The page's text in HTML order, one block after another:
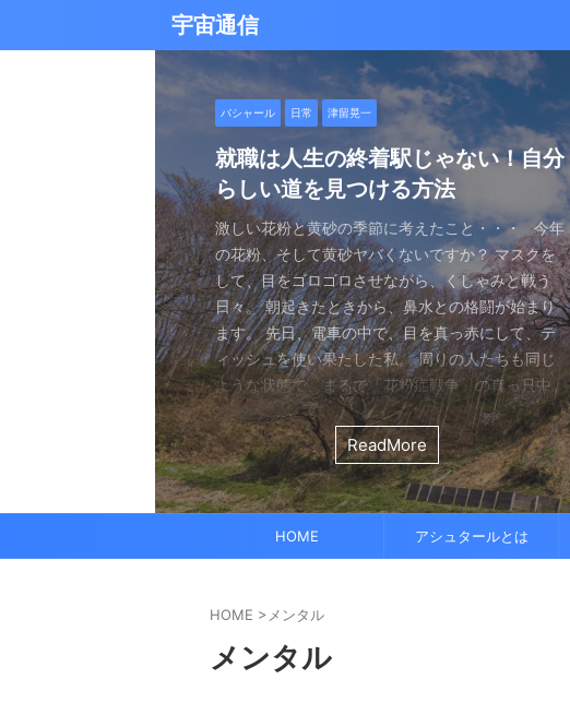
宇宙通信
日常 津留晃一
雨の日の恵み：心に降る静かな癒し
雨の音を聞いたことはありますか？ 窓ガラスを叩
く優しい音、屋根を打つリズミカルな音、 そして
地面に落ちる繊細な音。 それぞれが奏でるハーモ
ニーは、 私たちの心に特別な空間を作り出してく
れます。 雨は大地だけでなく、心も潤す 今日は何
となく、 降り続ける雨を眺めていました。 最初は
予定していた釣りができなくなり、少し残念に思い
ました。 でも、温かいコーヒーを入れ、 窓辺に座
って雨景色を眺めていると、不思議と心が落ち着い
てきたのです。 雨は自然界の浄化装置です。 土埃
を洗い流し、植物に命の水を与え、空気を清 ...
ReadMore
バシャール 日常 津留晃一
就職は人生の終着駅じゃない！自分
らしい道を見つける方法
激しい花粉と黄砂の季節に考えたこと・・・ 今年
の花粉、そして黄砂ヤバくないですか？ マスクを
して、目をゴロゴロさせながら、くしゃみと戦う
日々。 朝起きたときから、鼻水との格闘が始まり
ます。 先日、電車の中で、目を真っ赤にして、テ
ィッシュを使い果たした私。 周りの人たちも同じ
ような状態で、まるで「花粉症戦争」の真っ只中。
そんな辛い朝、ふと考えました。 この花粉症との
戦いって、進学や就職前の気持ちに似ているな、
と。 先の見えない不安、どうしようもない状況、
でも、どこかで希望を感じる——そんな ...
ReadMore
Healy 日常
ヒーリーを買うべきか迷っているあ
なたへ。実際に使ってみた感想と注
意点
近年、Healy（ヒーリー）という量子波動調整器が
注目を集めています。 私自身もこのデバイスを2年
以上前に購入し、所有しており、 その使用経験を
踏まえて、さらに詳しくお伝えしたいと思います。
Healyの仕組みと機能 Healyは、微弱な電流と周波
数を用いて、 心身のバランスを整えることを目的
としたウェアラブルデバイスです。 専用のアプリ
と連携し、電極を介して身体に微弱な電流を流すこ
とで、 個人の必要とする周波数を分析・適用しま
す。 これにより、エネルギーバランスを整えると
ReadMore
バシャール 日常
エネルギーの法則 〜最近どハマり
していました〜
最近、めちゃくちゃYouTubeやSNSを見ていたの
ですが、 気づいたら政治とか社会問題のニュース
ばかり見ていました。 特にトランプの発言やDSの
悪行、財務省解体、１０３万円の壁など・・・・。
別にそれを見て何かが解決できるわけではないの
に、 どんどんハマってしまいました。 なんだか、
自分の心のモヤモヤを代弁してくれる感じがするの
でしょうか？ つい次々と見てしまうのです。 そし
て、気づいたら めちゃくちゃ波動が下がっていま
した！（笑） どうして気づいたのかといえば ...
ReadMore
日常
現実を変える
最近疲れ気味です。 というのも、現実とは何か？
結構悩むんですよね。 自分の理想の姿を考える
と、 今、全然そうなっていない。 地位も名誉もな
い。お金もない。自由もない（笑） でもねぇ、 た
まにそれでもいいわと思える時もあるんです。 そ
んなことは問題じゃなくて、 今ここに生きている
ことだけで幸せという時がある。 それは、どうい
うときかといえば 今ここにいる時 今に集中して、
今を楽しんでいるとき。 先日ワカサギ釣りに行き
ました。 氷に穴をあけて糸を垂らすやつ。 &nb ...
ReadMore
日常
今、ここにいること
２０２５年あけましておめでとうございます。 今
年もよろしくお願い致します。 とはいえ、近年お
正月という感覚はありませんね。 いつの間にか年
が明けて、 いつの間にか過ぎ去っていく。 なんて
書くと、新年から暗いかな（笑） まあ、それだけ
歳をとったということでしょう。 昨年末は結構忙
しくてきつかったのですが、 年始は暇。 暇になる
と思うことはありますよね。 自分は今ここを生き
ているのか？ 我々の現実は今ここだけなのです
が、 未来を見ちゃったり、過去を悔んだり &nbsp
...
ReadMore
Healy 日常 津留晃一
もしかしてだけどHealy（量子波動
調整器）のせいなの？
ちょっと前に 最近ヒーリー（Healy）つかってない
なー みたいなブログを書いたと思います。 Healy
とは Healyはドイツで研究開発され、製造された最
新の人工知能を利用した 健康をサポートする製品
です。 弱い電気パルスを使用して体をよりバラン
スのとれた状態にする、 周波数応用のアイデアに
基づいて設計された小型の電子デバイスです。 細
胞レベルで人体を調整し、健康的な生活をサポート
します。 そうなんです。 あんまり使っていませ
ん。 というのも しばらく意欲というか、やる気が
なくて だらだら ...
ReadMore
日常
iPad 第10世代買いました
アマゾンのブラックフライデー Ipadが安くなって
いましたね。 ということで第１０世代（無印）購
入してしまいました。 これで今まで使っていた
ipad Pro(初代）とはおさらばです。 特に困ってい
たわけでもなく、iPad自体はほとんど使っていなか
ったので 変えなくても良かったのですが、 気分で
す（笑） こういうの重要ですよね。 気分が乗った
からやるというノリ。 実際変えてみてUSBーC端
子はすごくいい。 Lightningの呪縛から解放される
のだけでも めちゃくちゃいい。 &n ...
ReadMore
Healy 日常
久し振りにHealy（ヒーリー）量子
波動調整器について
久しぶりにHealy（ヒーリー）量子波動調整器につ
いて触れてみる。 こちら小さい割には結構高いデ
バイスです。 買う時も結構迷いました。 でもねぇ
やっぱり限られた人生 波動を良くして豊かな人生
を送りたいじゃないですか。 だから、多少の投資
は仕方ないし 試してみないとわからないと購入し
ました。 それでです。 一年ぐらいはほどほどに使
っていたのはいたのですが、 やはり実感がね。 良
くなっているという実感が乏しい。 これ、たぶん
宗教と同じで 一人でやっているからだと思う。 近
くに何人か使っている人がいれば、 体 ...
ReadMore
日常
大谷さんの通訳、水原さんの解雇に
思う
ちょっとびっくりしました。 多分今、かなり有名
な通訳だと思う水原さんが解雇されたようです。
それも違法賭博か・・・ 違法かどうかは別として
賭博が原因で解雇とは・・・ とってもつらい。 自
分は特に野球が好きとか 大谷さんが好きというな
わけではないし、 水原さんに思い入れがあるわけ
でもない。 でもねえ・・・ 今の水原さんの気持ち
を考えるとなんかつらい。 というのも、多額の借
金を背負いながら 何とかしたいと日々思いながら
一生懸命仕事していたわけでしょ。 ...
ReadMore
HOME アシュタールとは
HOME > メンタル
メンタル